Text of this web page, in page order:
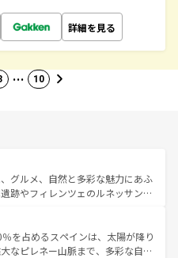
詳細を見る
… 10
グルメ、自然と多彩な魅力にあふ
跡やフィレンツェのルネッサンス
い田園風景やアマルフィ海岸の絶
せない。観光の合間には、本場の
のイタリア料理を堪能することも
を占めるスペインは、太陽が降り
なピレネー山脈まで、多彩な自然